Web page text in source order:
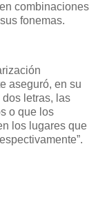
combinaciones
fonemas.
aseguró, en su
letras, las
o que los
los lugares que